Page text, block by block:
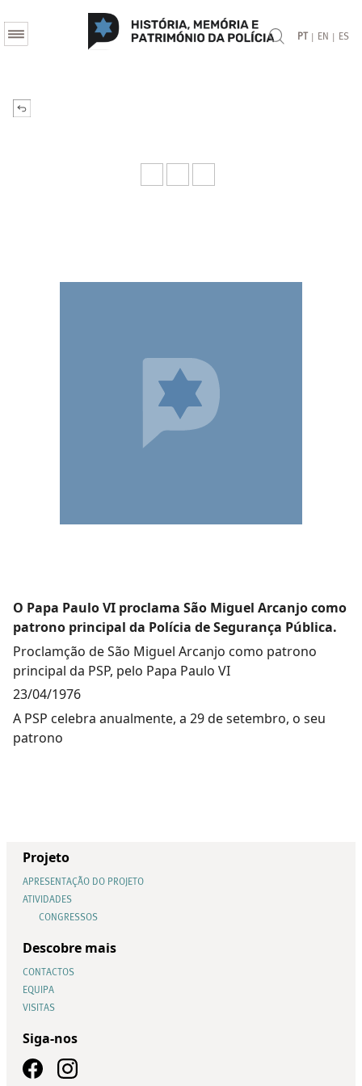
PT | EN | ES
O Papa Paulo VI proclama São Miguel Arcanjo como
patrono principal da Polícia de Segurança Pública.
Proclamção de São Miguel Arcanjo como patrono
principal da PSP, pelo Papa Paulo VI
23/04/1976
A PSP celebra anualmente, a 29 de setembro, o seu
patrono
Projeto
APRESENTAÇÃO DO PROJETO
ATIVIDADES
CONGRESSOS
Descobre mais
CONTACTOS
EQUIPA
VISITAS
Siga-nos